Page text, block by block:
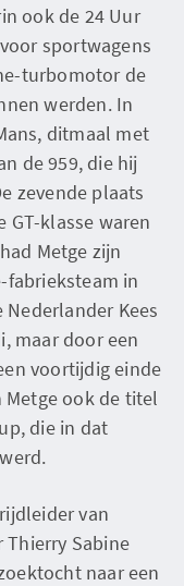
ook de 24 Uur
sportwagens
turbomotor de
werden. In
ditmaal met
de 959, die hij
zevende plaats
GT-klasse waren
Metge zijn
fabrieksteam in
Nederlander Kees
maar door een
voortijdig einde
Metge ook de titel
die in dat
van
Thierry Sabine
naar een